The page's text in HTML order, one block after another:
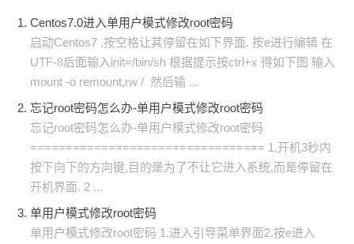
Centos7.0进入单用户模式修改root密码
启动Centos7 ,按空格让其停留在如下界面. 按e进行编辑 在
UTF-8后面输入init=/bin/sh 根据提示按ctrl+x 得如下图 输入
mount -o remount,rw / 然后输 ...
忘记root密码怎么办-单用户模式修改root密码
忘记root密码怎么办-单用户模式修改root密码
================================= 1,开机3秒内
按下向下的方向键,目的是为了不让它进入系统,而是停留在
开机界面. 2 ...
单用户模式修改root密码
单用户模式修改root密码 1.进入引导菜单界面2.按e进入